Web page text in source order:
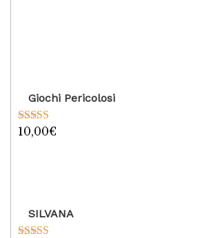
Giochi Pericolosi
Valutato
10,00€
SILVANA